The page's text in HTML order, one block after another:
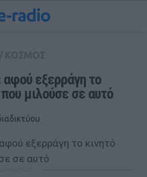
εξερράγη το
μιλούσε σε αυτό